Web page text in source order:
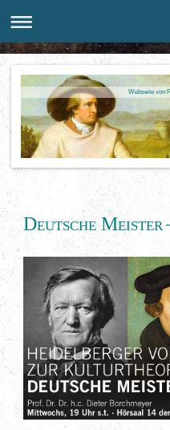
Webseite von
Deutsche Meister